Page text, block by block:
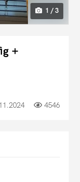
1 / 3
+
4546